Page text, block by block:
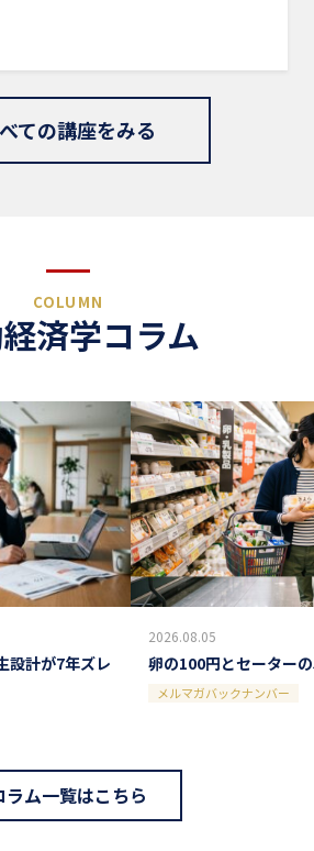
ての講座をみる
COLUMN
済学コラム
設計が7年ズレ
2026.08.05
卵の100円とセーター
メルマガバックナンバー
ラム一覧はこちら